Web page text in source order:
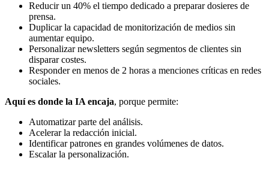
Reducir un 40% el tiempo dedicado a preparar dosieres de
prensa.
Duplicar la capacidad de monitorización de medios sin
aumentar equipo.
Personalizar newsletters según segmentos de clientes sin
disparar costes.
Responder en menos de 2 horas a menciones críticas en redes
sociales.
Aquí es donde la IA encaja, porque permite:
Automatizar parte del análisis.
Acelerar la redacción inicial.
Identificar patrones en grandes volúmenes de datos.
Escalar la personalización.